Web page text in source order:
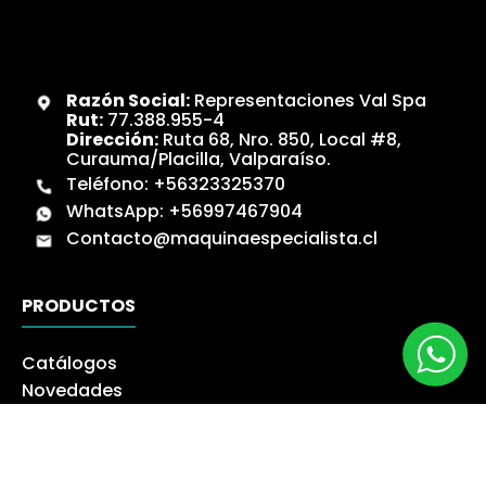
Razón Social:Representaciones Val Spa
Rut:77.388.955-4
Dirección:Ruta 68, Nro. 850, Local #8,
Curauma/Placilla, Valparaíso.
Teléfono: +56323325370
WhatsApp: +56997467904
Contacto@maquinaespecialista.cl
PRODUCTOS
Catálogos
Novedades